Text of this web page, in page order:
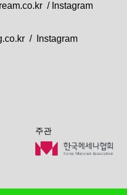
/ Instagram
/  Instagram
주관